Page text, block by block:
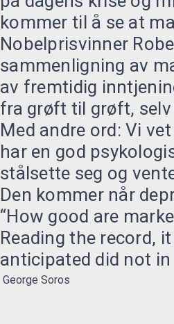
kommer til å se at
Nobelprisvinner
sammenligning av
av fremtidig
fra grøft til grøft,
Med andre ord: Vi
har en god
stålsette seg og
Den kommer når
“How good are
Reading the record,
anticipated did not
George Soros